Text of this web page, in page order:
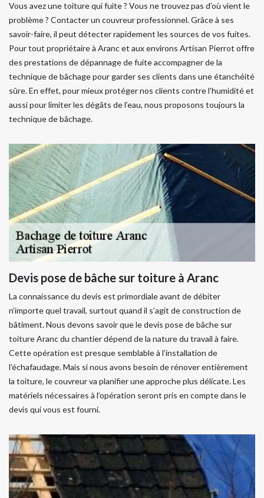
Vous avez une toiture qui fuite ? Vous ne trouvez pas d’où vient le
problème ? Contacter un couvreur professionnel. Grâce à ses
savoir-faire, il peut détecter rapidement les sources de vos fuites.
Pour tout propriétaire à Aranc et aux environs Artisan Pierrot offre
des prestations de dépannage de fuite accompagner de la
technique de bâchage pour garder ses clients dans une étanchéité
sûre. En effet, pour mieux protéger nos clients contre l’humidité et
aussi pour limiter les dégâts de l’eau, nous proposons toujours la
technique de bâchage.
Devis pose de bâche sur toiture à Aranc
La connaissance du devis est primordiale avant de débiter
n’importe quel travail, surtout quand il s’agit de construction de
bâtiment. Nous devons savoir que le devis pose de bâche sur
toiture Aranc du chantier dépend de la nature du travail à faire.
Cette opération est presque semblable à l’installation de
l’échafaudage. Mais si nous avons besoin de rénover entièrement
la toiture, le couvreur va planifier une approche plus délicate. Les
matériels nécessaires à l’opération seront pris en compte dans le
devis qui vous est fourni.